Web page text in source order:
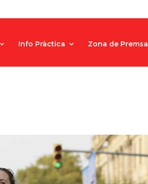
Info Pràctica Zona de Premsa